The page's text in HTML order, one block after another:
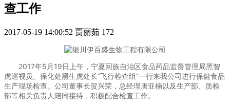
查工作
2017-05-19 14:00:52 贾丽茹 172
2017年5月19日上午，宁夏回族自治区食品药品监督管理局黑智
虎巡视员、保化处黑生虎处长“飞行检查组”一行来我公司进行保健食品
生产现场检查。公司董事长贺兴荣，总经理唐亚楠以及生产部、质检
部等相关负责人陪同接待，积极配合检查工作。